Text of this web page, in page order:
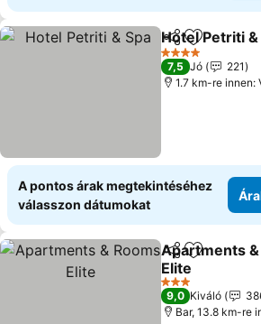
Megosztás
Hotel Petriti &
4 Kategória
7,5 Jó
221
1.7 km-re innen:
A pontos árak megtekintéséhez
válasszon dátumokat
Megosztás
Apartments
Elite
Árak
3 Kategória
9,0 Kiváló
Bar, 13.8 km-re